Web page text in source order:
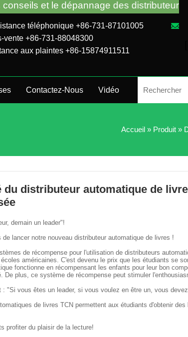
téléphonique +86-731-87101005
vente +86-731-88048300
aux plaintes +86-15874911511
Contactez-Nous Vidéo
Accueil » Produit »
du distributeur automatique de
demain un leader"!
de lancer notre nouveau distributeur automatique de livres !
de récompense pour l'utilisation de distributeurs
américaines. C'est devenu le prix que les étudiants se
fonctionne en récompensant les enfants pour leur bon
De plus, ce système de récompense peut stimuler
: "Si vous êtes un leader, si vous voulez en être un, vous
de livres TCN permettent aux étudiants d'obtenir
profiter du plaisir de la lecture!
des distributeurs automatiques,